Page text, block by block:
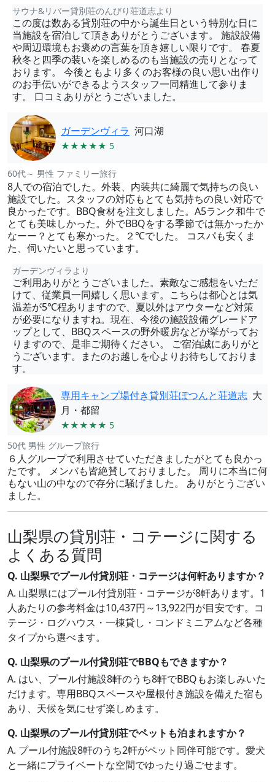
サウナ&リバー貸別荘のんびり荘道志より
この度は数ある貸別荘の中から誕生日という特別な日に
当施設を宿泊して頂きありがとうございます。 施設設備
や周辺環境もお褒めの言葉を頂き嬉しい限りです。 春夏
秋冬と四季の装いを楽しめるのも当施設の売りとなって
おります。 今後ともより多くのお客様の良い思い出作り
のお手伝いができるようスタッフ一同精進して参りま
す。 口コミありがとうございました。
ガーデンヴィラ 河口湖
★★★★★ 5
60代～ 男性 ファミリー旅行
8人での宿泊でした。外装、内装共に綺麗で気持ちの良い
施設でした。スタッフの対応もとても気持ちの良い対応で
良かったです。BBQ食材を注文しました。A5ランク和牛で
とても美味しかった。外でBBQをする季節では無かったか
なーー？とても寒かった。２℃でした。 コスパも安くま
た、伺いたいと思っています。
ガーデンヴィラより
ご利用ありがとうございました。素敵なご感想をいただ
けて、従業員一同嬉しく思います。こちらは都心とは気
温差が5℃程ありますので、夏以外はアウターなど対策
が必要になりますね。現在、今後の施設設備グレードア
ップとして、BBQスペースの野外暖房などが挙がってお
りますので、是非ご期待ください。 ご宿泊誠にありがと
うございます。またのお越しを心よりお待ちしておりま
す。
専用キャンプ場付き貸別荘ぽつんと荘道志 大
月・都留
★★★★★ 5
50代 男性 グループ旅行
６人グループで利用させていただきましたがとても良かっ
たです。 メンバも皆絶賛しておりました。 周りに本当に何
もない山の中なので存分に騒げました。 ありがとうござい
ました。
山梨県の貸別荘・コテージに関する
よくある質問
Q. 山梨県でプール付貸別荘・コテージは何軒ありますか？
A. 山梨県にはプール付貸別荘・コテージが8軒あります。1
人あたりの参考料金は10,437円～13,922円が目安です。コ
テージ・ログハウス・一棟貸し・コンドミニアムなど各種
タイプから選べます。
Q. 山梨県のプール付貸別荘でBBQもできますか？
A. はい、プール付施設8軒のうち8軒でBBQもお楽しみいた
だけます。専用BBQスペースや屋根付き施設を備えた宿も
あり、天候を気にせず楽しめます。
Q. 山梨県のプール付貸別荘でペットも泊まれますか？
A. プール付施設8軒のうち2軒がペット同伴可能です。愛犬
と一緒にプライベートな空間でゆったり過ごせます。